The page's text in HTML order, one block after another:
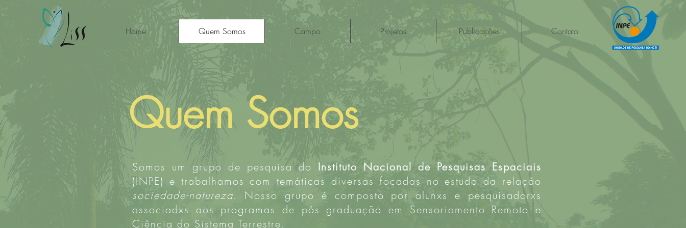
Home Quem Somos Campo Projetos Publicações Contato
Quem Somos
Somos um grupo de pesquisa do Instituto Nacional de Pesquisas Espaciais
(INPE) e trabalhamos com temáticas diversas focadas no estudo da relação
sociedade-natureza. Nosso grupo é composto por alunxs e pesquisadorxs
associadxs aos programas de pós graduação em Sensoriamento Remoto e
Ciência do Sistema Terrestre.